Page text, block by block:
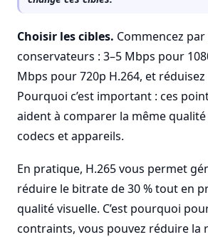
Choisir les cibles. Commencez
conservateurs : 3–5 Mbps pour
Mbps pour 720p H.264, et
Pourquoi c’est important : ces
aident à comparer la même
codecs et appareils.
En pratique, H.265 vous permet
réduire le bitrate de 30 % tout en
qualité visuelle. C’est pourquoi
contraints, vous pouvez réduire la